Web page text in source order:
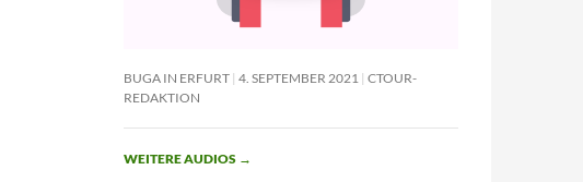
BUGA IN ERFURT 4. SEPTEMBER 2021
CTOUR-
REDAKTION
WEITERE AUDIOS →